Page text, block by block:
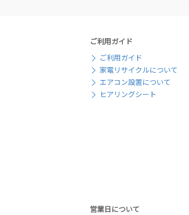
ご利用ガイド
ご利用ガイド
家電リサイクルについて
エアコン設置について
ヒアリングシート
営業日について